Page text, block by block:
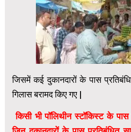
जिसमें कई दुकानदारों के पास
गिलास बरामद किए गए |
किसी भी पॉलिथीन स्टॉकिस्ट के